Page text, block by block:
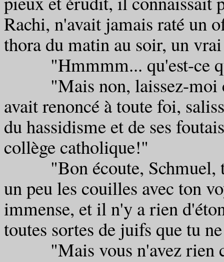
Rachi, n'avait jamais raté un
thora du matin au soir, un
"Hmmmm... qu'est-ce
"Mais non, laissez-moi
avait renoncé à toute foi,
du hassidisme et de ses
collège catholique!"
"Bon écoute, Schmuel,
un peu les couilles avec ton
immense, et il n'y a rien
toutes sortes de juifs que tu
"Mais vous n'avez rien